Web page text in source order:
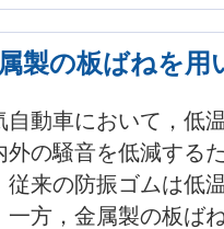
製の板ばねを用
自動車において，低
外の騒音を低減する
従来の防振ゴムは低
一方，金属製の板ば